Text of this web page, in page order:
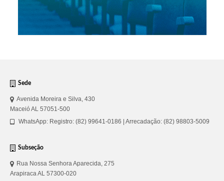
Sede
Avenida Moreira e Silva, 430
Maceió AL 57051-500
WhatsApp: Registro: (82) 99641-0186 | Arrecadação: (82) 98803-5009
Subseção
Rua Nossa Senhora Aparecida, 275
Arapiraca AL 57300-020